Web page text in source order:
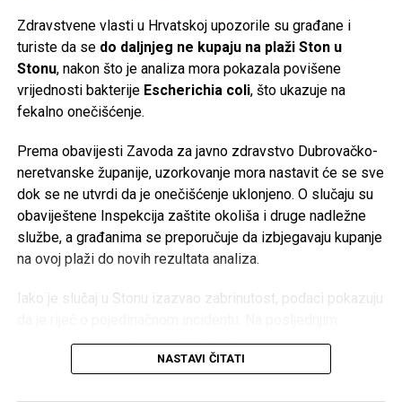
plan je izdvajanje poslovanja s baterijama za domaćinstvo i
formiranje nove vlasničke strukture za taj segment.
Više od stoljeća tradicije
Korijeni Varte sežu u
nastao je od njemačkog izrazaVertrieb, Aufladung,
Reparatur transportabler Akkumulatoren(prodaja, punjenje
i popravka prenosnih akumulatora). Njene baterije koristio
je čak i poznati istraživačFridtjof Nansentokom polarnih
ekspedicija.
Međutim, historija kompanije ima i tamnu stranu. Početkom
20. stoljeća tadašnji proizvođač AFA preuzima industrijalac
kompanija je koristila prisilni rad logoraša i ratnih
zarobljenika u fabrikama akumulatora širom okupirane
Zdravstvene vlasti u Hrvatskoj upozorile su građane i
turiste da se do daljnjeg ne kupaju na plaži Ston u
Stonu, nakon što je analiza mora pokazala povišene
vrijednosti bakterije Escherichia coli, što ukazuje na
fekalno onečišćenje.
Prema obavijesti Zavoda za javno zdravstvo Dubrovačko-
neretvanske županije, uzorkovanje mora nastavit će se sve
dok se ne utvrdi da je onečišćenje uklonjeno. O slučaju su
obaviještene Inspekcija zaštite okoliša i druge nadležne
službe, a građanima se preporučuje da izbjegavaju kupanje
na ovoj plaži do novih rezultata analiza.
Iako je slučaj u Stonu izazvao zabrinutost, podaci pokazuju
redovnim mjerenjima kvaliteta mora na području
Dubrovačko-neretvanske županije bila je vrlo dobra – od
NASTAVI ČITATI